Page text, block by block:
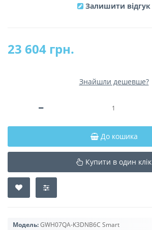
Залишити відгук
23 604 грн.
Знайшли дешевше?
До кошика
Купити в один клік
Модель:GWH07QA-K3DNB6C Smart